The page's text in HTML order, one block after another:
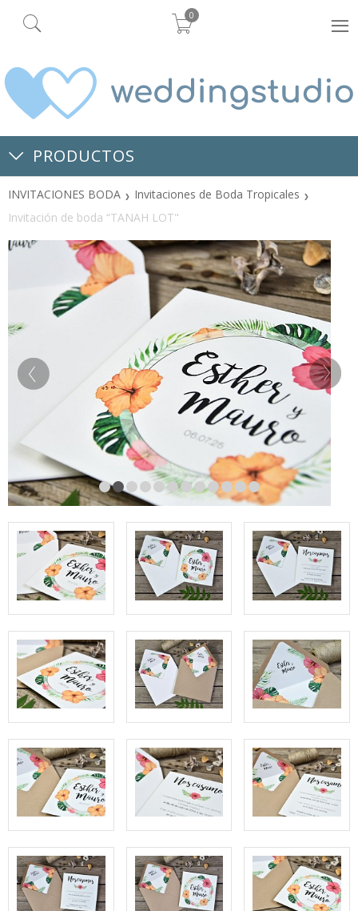
0
PRODUCTOS
INVITACIONES BODA
Invitaciones de Boda Tropicales
Invitación de boda “TANAH LOT"